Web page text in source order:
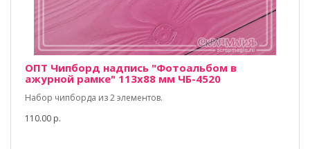
ОПТ Чипборд надпись "Фотоальбом в
ажурной рамке" 113х88 мм ЧБ-4520
Набор чипборда из 2 элементов.
110.00 р.